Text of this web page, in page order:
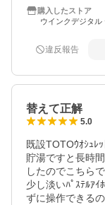
購入したストア
ウインクデジタル
違反報告
替えて正解
5.0
既設TOTOｳｵｼｭﾚ
貯湯ですと長時
したのでこちら
少し淡いﾊﾟｽﾃﾙｱ
ずに操作できる